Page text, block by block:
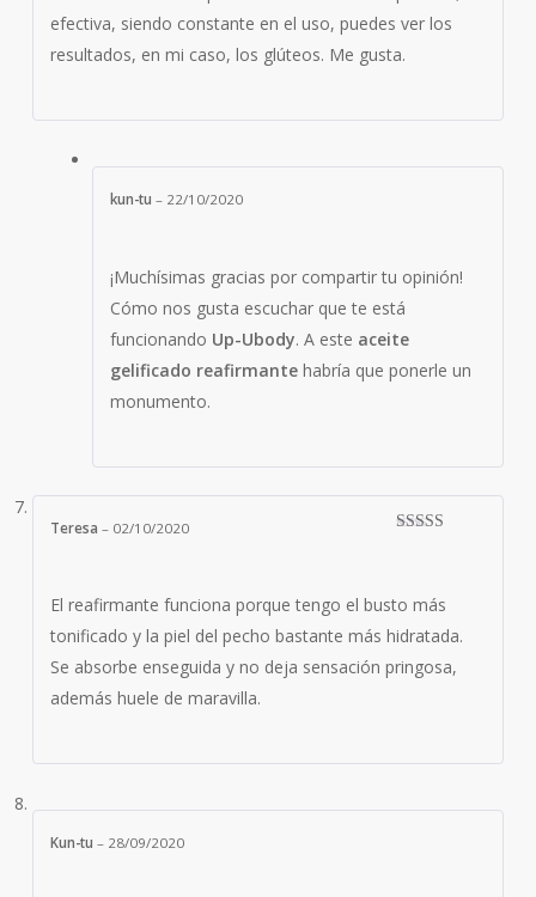
efectiva, siendo constante en el uso, puedes ver los
resultados, en mi caso, los glúteos. Me gusta.
kun-tu – 22/10/2020
¡Muchísimas gracias por compartir tu opinión!
Cómo nos gusta escuchar que te está
funcionando Up-Ubody. A este aceite
gelificado reafirmantehabría que ponerle un
monumento.
Teresa – 02/10/2020
El reafirmante funciona porque tengo el busto más
tonificado y la piel del pecho bastante más hidratada.
Se absorbe enseguida y no deja sensación pringosa,
además huele de maravilla.
Kun-tu – 28/09/2020